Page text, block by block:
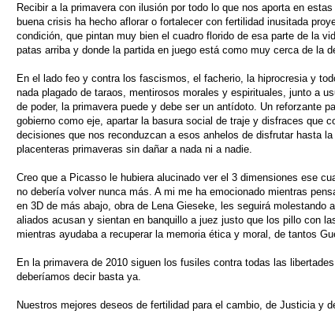
Recibir a la primavera con ilusión por todo lo que nos aporta en
buena crisis ha hecho aflorar o fortalecer con fertilidad inusitada
condición, que pintan muy bien el cuadro florido de esa parte de la
patas arriba y donde la partida en juego está como muy cerca de la
En el lado feo y contra los fascismos, el facherio, la hiprocresia y
nada plagado de taraos, mentirosos morales y espirituales, junto a
de poder, la primavera puede y debe ser un antídoto. Un reforzante
gobierno como eje, apartar la basura social de traje y disfraces que
decisiones que nos reconduzcan a esos anhelos de disfrutar hasta
placenteras primaveras sin dañar a nada ni a nadie.
Creo que a Picasso le hubiera alucinado ver el 3 dimensiones ese
no debería volver nunca más. A mi me ha emocionado mientras
en 3D de más abajo, obra de Lena Gieseke, les seguirá molestando
aliados acusan y sientan en banquillo a juez justo que los pillo con
mientras ayudaba a recuperar la memoria ética y moral, de tantos
En la primavera de 2010 siguen los fusiles contra todas las
deberíamos decir basta ya.
Nuestros mejores deseos de fertilidad para el cambio, de Justicia y